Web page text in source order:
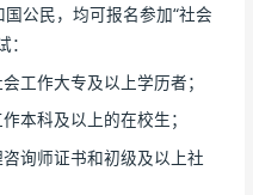
公民，均可报名参加“社会
工作大专及以上学历者；
本科及以上的在校生；
询师证书和初级及以上社